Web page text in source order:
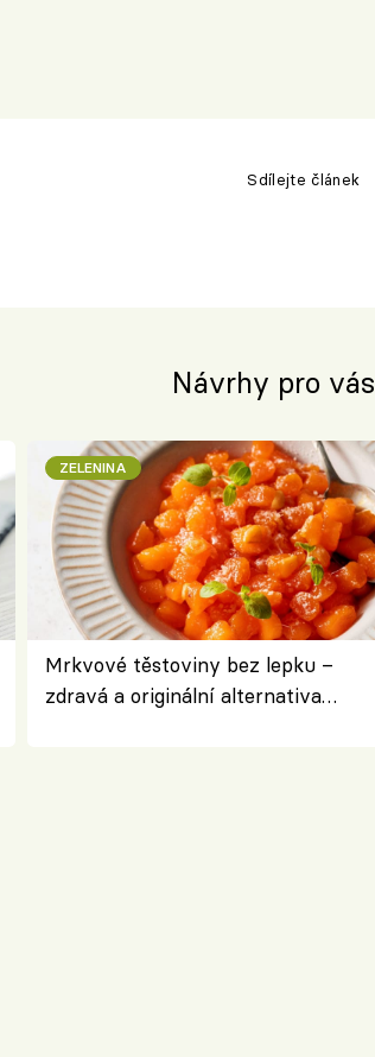
Sdílejte článek
Návrhy pro vás
ZELENINA
Mrkvové těstoviny bez lepku –
zdravá a originální alternativa